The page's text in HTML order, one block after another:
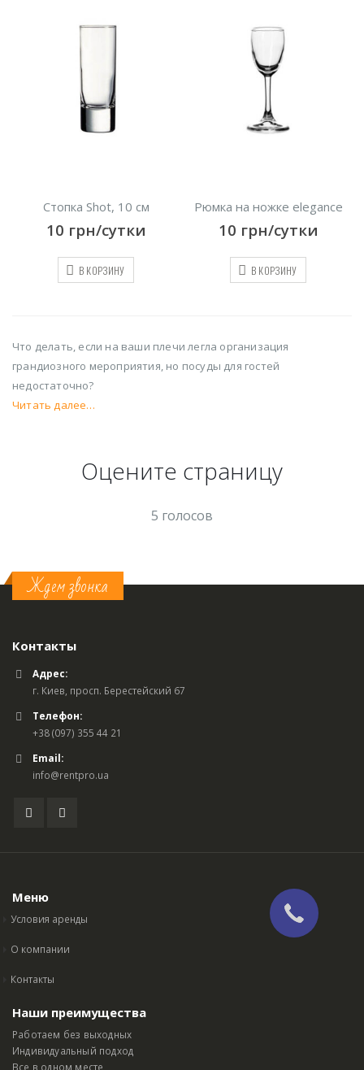
Стопка Shot, 10 см
10 грн/сутки
В КОРЗИНУ
Рюмка на ножке elegance
10 грн/сутки
В КОРЗИНУ
Что делать, если на ваши плечи легла организация
грандиозного мероприятия, но посуды для гостей
недостаточно?
Читать далее…
Оцените страницу
5 голосов
Ждем звонка
Контакты
Адрес:
г. Киев, просп. Берестейский 67
Телефон:
+38 (097) 355 44 21
Email:
info@rentpro.ua
Меню
Условия аренды
О компании
Контакты
Наши преимущества
Работаем без выходных
Индивидуальный подход
Все в одном месте